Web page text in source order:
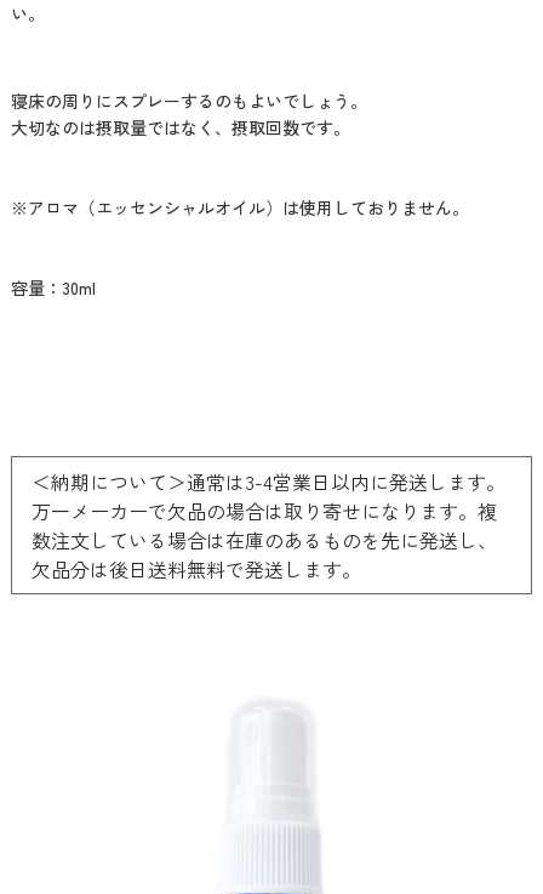
い。
寝床の周りにスプレーするのもよいでしょう。
大切なのは摂取量ではなく、摂取回数です。
※アロマ（エッセンシャルオイル）は使用しておりません。
容量：30ml
＜納期について＞通常は3-4営業日以内に発送します。
万一メーカーで欠品の場合は取り寄せになります。複
数注文している場合は在庫のあるものを先に発送し、
欠品分は後日送料無料で発送します。